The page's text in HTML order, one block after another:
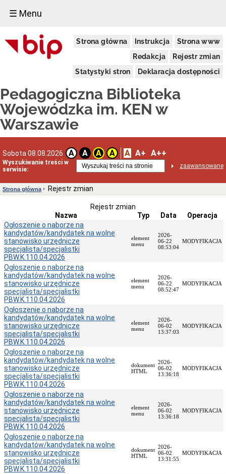
☰ Menu
Strona główna Instrukcja
Strona www
Redakcja
Rejestr zmian
Statystyki stron
Deklaracja dostępności
Pedagogiczna Biblioteka
Wojewódzka im. KEN w
Warszawie
Sobota 08.08.2026 A A A A A A+ A++
Wyszukiwanie treści w
serwisie:
zaawansowane
Informacje
Podstawowe
Dane
zadania
Statut
biblioteki
Struktura
organizacyjna
organizacyjny
PBW
Regulaminy
Skargi
i
dostępności
Raport
o
stanie
zapewniania
dostępności
Plan
na
rzecz
poprawy
zapewniania
dostępności
osobom
ze
szczególnymi
potrzebami
Standardy
ochrony
małoletnich
Procedura
zgłoszeń
wewnętrznych
Finanse
Sprawozdanie
finansowe
Majątek
Biblioteki
Przetargi
Strona główna Rejestr zmian
Rejestr zmian
Nazwa
Typ Data
Operacja
Ogłoszenie o naborze na
kandydatów/kandydatek na wolne
stanowisko urzędnicze
specjalista/specjalistki
PBW.K.110.04.2026
element
menu
2026-
06-22
08:53:04
MODYFIKACJA
Ogłoszenie o naborze na
kandydatów/kandydatek na wolne
stanowisko urzędnicze
specjalista/specjalistki
PBW.K.110.04.2026
element
menu
2026-
06-22
08:52:47
MODYFIKACJA
Ogłoszenie o naborze na
kandydatów/kandydatek na wolne
stanowisko urzędnicze
specjalista/specjalistki
PBW.K.110.04.2026
element
menu
2026-
06-02
13:37:03
MODYFIKACJA
Ogłoszenie o naborze na
kandydatów/kandydatek na wolne
stanowisko urzędnicze
specjalista/specjalistki
PBW.K.110.04.2026
dokument
HTML
2026-
06-02
13:36:18
MODYFIKACJA
Ogłoszenie o naborze na
kandydatów/kandydatek na wolne
stanowisko urzędnicze
specjalista/specjalistki
PBW.K.110.04.2026
element
menu
2026-
06-02
13:36:18
MODYFIKACJA
Ogłoszenie o naborze na
kandydatów/kandydatek na wolne
stanowisko urzędnicze
specjalista/specjalistki
PBW.K.110.04.2026
dokument
HTML
2026-
06-02
13:31:55
MODYFIKACJA